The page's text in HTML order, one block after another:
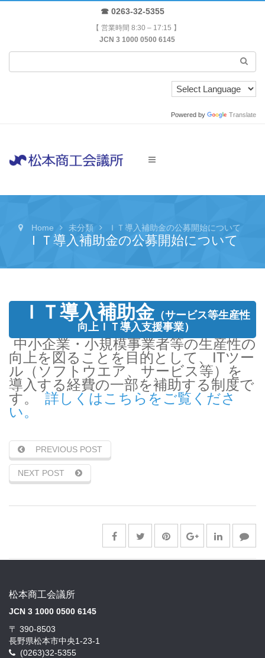
☎ 0263-32-5355
【 営業時間 8:30 – 17:15 】
JCN 3 1000 0500 6145
Powered by Translate
Home 未分類 ＩＴ導入補助金の公募開始について
ＩＴ導入補助金の公募開始について
ＩＴ導入補助金 （サービス等生産性
向上ＩＴ導入支援事業）
中小企業・小規模事業者等の生産性の
向上を図ることを目的として、ITツー
ル（ソフトウエア、サービス等）を
導入する経費の一部を補助する制度で
す。
詳しくはこちらをご覧くださ
い。
PREVIOUS POST
NEXT POST
松本商工会議所
JCN 3 1000 0500 6145
〒 390-8503
長野県松本市中央1-23-1
(0263)32-5355